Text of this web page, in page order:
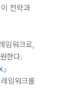
전략과
임워크로,
한다.
임워크를